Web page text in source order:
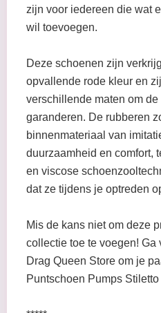
zijn voor iedereen die wat
wil toevoegen.
Deze schoenen zijn
opvallende rode kleur en
verschillende maten om
garanderen. De rubberen
binnenmateriaal van
duurzaamheid en comfort,
en viscose
dat ze tijdens je optreden
Mis de kans niet om deze
collectie toe te voegen! Ga
Drag Queen Store om je
Puntschoen Pumps